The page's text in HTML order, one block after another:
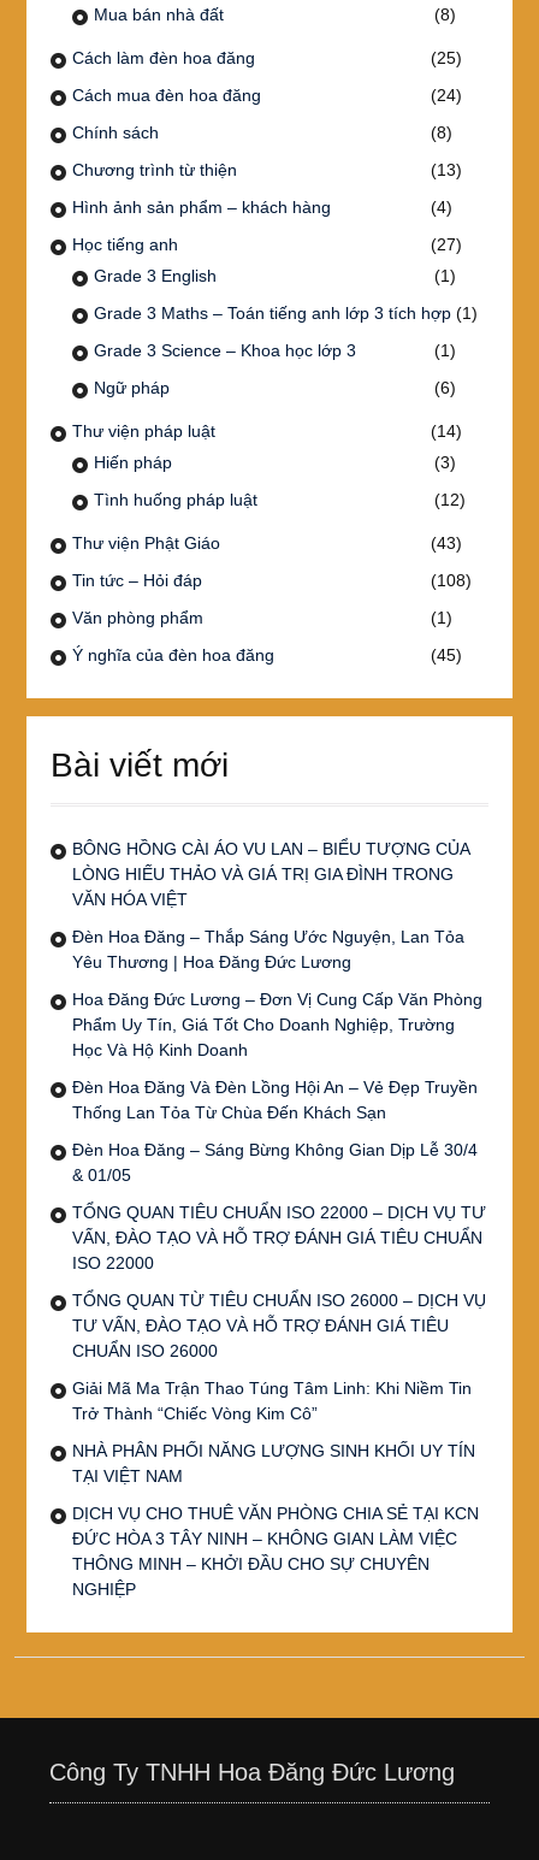
Mua bán nhà đất (8)
Cách làm đèn hoa đăng
(25)
Cách mua đèn hoa đăng
(24)
Chính sách
(8)
Chương trình từ thiện
(13)
Hình ảnh sản phẩm – khách hàng
(4)
Học tiếng anh
(27)
Grade 3 English
(1)
Grade 3 Maths – Toán tiếng anh lớp 3 tích hợp(1)
Grade 3 Science – Khoa học lớp 3
(1)
Ngữ pháp
(6)
Thư viện pháp luật
(14)
Hiến pháp
(3)
Tình huống pháp luật
(12)
Thư viện Phật Giáo
(43)
Tin tức – Hỏi đáp
(108)
Văn phòng phẩm
(1)
Ý nghĩa của đèn hoa đăng
(45)
Bài viết mới
BÔNG HỒNG CÀI ÁO VU LAN – BIỂU TƯỢNG CỦA
LÒNG HIẾU THẢO VÀ GIÁ TRỊ GIA ĐÌNH TRONG
VĂN HÓA VIỆT
Đèn Hoa Đăng – Thắp Sáng Ước Nguyện, Lan Tỏa
Yêu Thương | Hoa Đăng Đức Lương
Hoa Đăng Đức Lương – Đơn Vị Cung Cấp Văn Phòng
Phẩm Uy Tín, Giá Tốt Cho Doanh Nghiệp, Trường
Học Và Hộ Kinh Doanh
Đèn Hoa Đăng Và Đèn Lồng Hội An – Vẻ Đẹp Truyền
Thống Lan Tỏa Từ Chùa Đến Khách Sạn
Đèn Hoa Đăng – Sáng Bừng Không Gian Dịp Lễ 30/4
& 01/05
TỔNG QUAN TIÊU CHUẨN ISO 22000 – DỊCH VỤ TƯ
VẤN, ĐÀO TẠO VÀ HỖ TRỢ ĐÁNH GIÁ TIÊU CHUẨN
ISO 22000
TỔNG QUAN TỪ TIÊU CHUẨN ISO 26000 – DỊCH VỤ
TƯ VẤN, ĐÀO TẠO VÀ HỖ TRỢ ĐÁNH GIÁ TIÊU
CHUẨN ISO 26000
Giải Mã Ma Trận Thao Túng Tâm Linh: Khi Niềm Tin
Trở Thành “Chiếc Vòng Kim Cô”
NHÀ PHÂN PHỐI NĂNG LƯỢNG SINH KHỐI UY TÍN
TẠI VIỆT NAM
DỊCH VỤ CHO THUÊ VĂN PHÒNG CHIA SẺ TẠI KCN
ĐỨC HÒA 3 TÂY NINH – KHÔNG GIAN LÀM VIỆC
THÔNG MINH – KHỞI ĐẦU CHO SỰ CHUYÊN
NGHIỆP
Công Ty TNHH Hoa Đăng Đức Lương